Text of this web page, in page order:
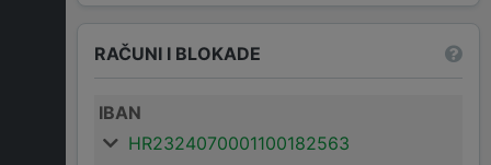
RAČUNI I BLOKADE
IBAN
HR2324070001100182563